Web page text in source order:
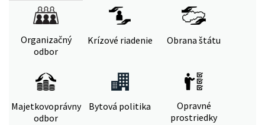
Organizačný
odbor
Krízové riadenie Obrana štátu
Majetkovoprávny
odbor
Bytová politika
Opravné
prostriedky